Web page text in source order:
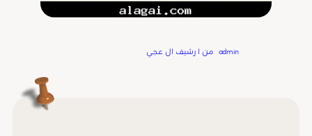
admin
inمن ا رشيف ال عجي